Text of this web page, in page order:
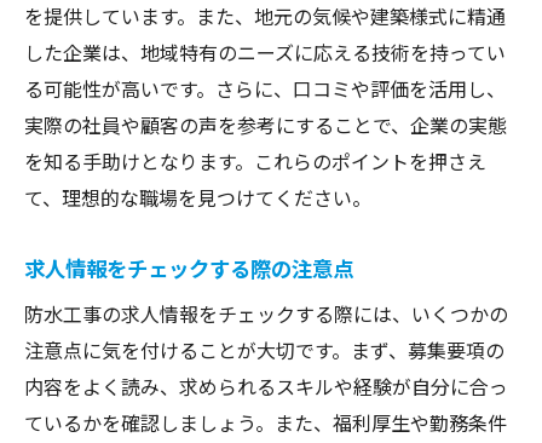
ステップアップに必要なスキル
を提供しています。また、地元の気候や建築様式に精通
した企業は、地域特有のニーズに応える技術を持ってい
る可能性が高いです。さらに、口コミや評価を活用し、
実際の社員や顧客の声を参考にすることで、企業の実態
を知る手助けとなります。これらのポイントを押さえ
て、理想的な職場を見つけてください。
求人情報をチェックする際の注意点
防水工事の求人情報をチェックする際には、いくつかの
注意点に気を付けることが大切です。まず、募集要項の
内容をよく読み、求められるスキルや経験が自分に合っ
ているかを確認しましょう。また、福利厚生や勤務条件